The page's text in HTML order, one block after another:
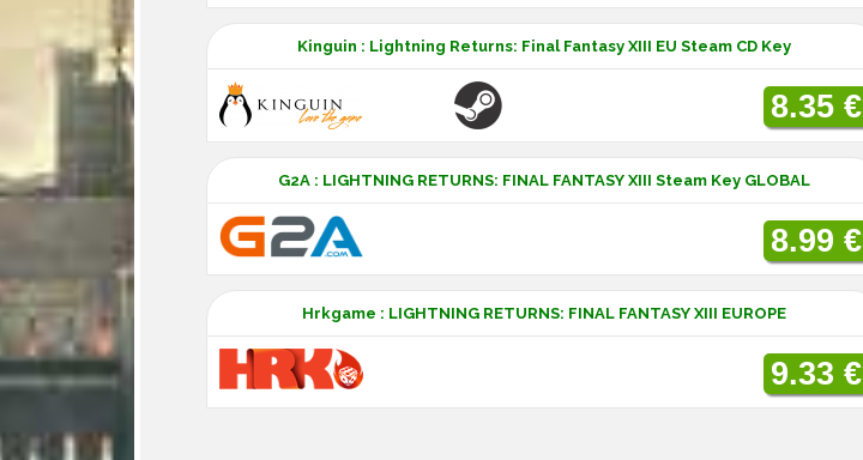
Kinguin : Lightning Returns: Final Fantasy XIII EU Steam CD Key
8.35 €
G2A : LIGHTNING RETURNS: FINAL FANTASY XIII Steam Key GLOBAL
8.99 €
Hrkgame : LIGHTNING RETURNS: FINAL FANTASY XIII EUROPE
9.33 €